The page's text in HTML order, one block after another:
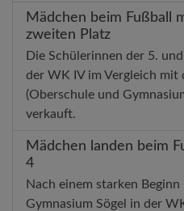
Mädchen beim Fußball
zweiten Platz
Die Schülerinnen der 5.
der WK IV im Vergleich mit
(Oberschule und
verkauft.
Mädchen landen beim
4
Nach einem starken Beginn
Gymnasium Sögel in der